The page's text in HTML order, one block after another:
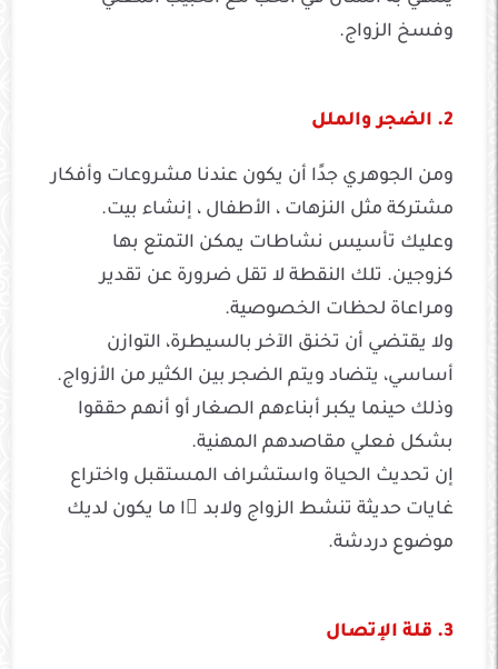
وفسخ الزواج.
2. الضجر والملل
ومن الجوهري جدًا أن يكون عندنا مشروعات وأفكار
مشتركة مثل النزهات ، الأطفال ، إنشاء بيت.
وعليك تأسيس نشاطات يمكن التمتع بها
كزوجين. تلك النقطة لا تقل ضرورة عن تقدير
ومراعاة لحظات الخصوصية.
ولا يقتضي أن تخنق الآخر بالسيطرة، التوازن
أساسي، يتضاد ويتم الضجر بين الكثير من الأزواج.
وذلك حينما يكبر أبناءهم الصغار أو أنهم حققوا
بشكل فعلي مقاصدهم المهنية.
إن تحديث الحياة واستشراف المستقبل واختراع
غايات حديثة تنشط الزواج ولابد ًا ما يكون لديك
موضوع دردشة.
3. قلة الإتصال